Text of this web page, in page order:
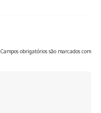
Campos obrigatórios são marcados com